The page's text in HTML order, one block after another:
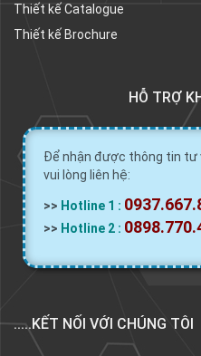
Thiết kế Catalogue
Thiết kế Brochure
HỖ TRỢ
Để nhận được thông tin tư
vui lòng liên hệ:
>> Hotline 1 :
>> Hotline 2 :
.....KẾT NỐI VỚI CHÚNG TÔI